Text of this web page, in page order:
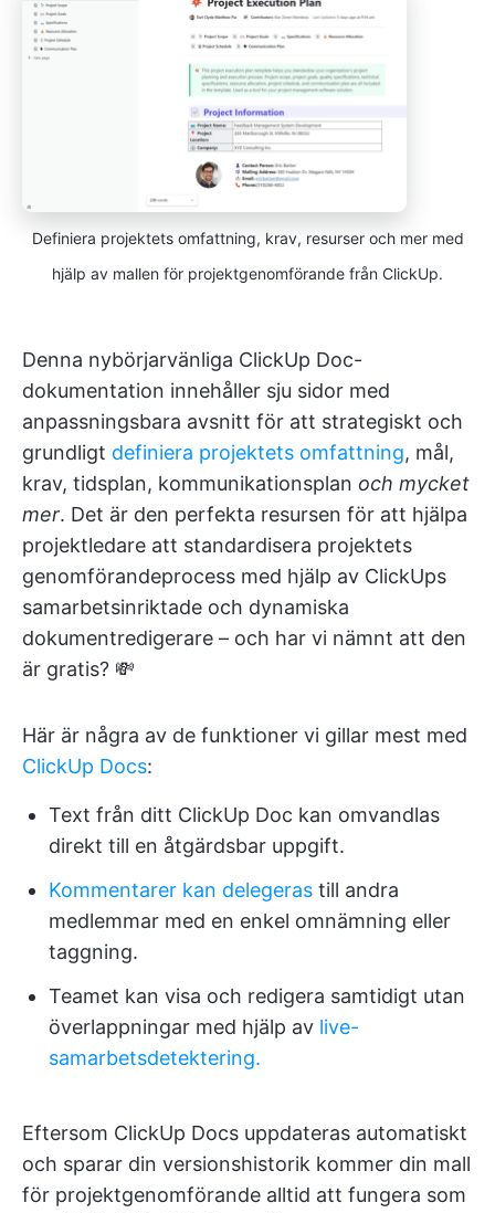
Definiera projektets omfattning, krav, resurser och mer med
hjälp av mallen för projektgenomförande från ClickUp.
Denna nybörjarvänliga ClickUp Doc-
dokumentation innehåller sju sidor med
anpassningsbara avsnitt för att strategiskt och
grundligt definiera projektets omfattning, mål,
krav, tidsplan, kommunikationsplan och mycket
mer. Det är den perfekta resursen för att hjälpa
projektledare att standardisera projektets
genomförandeprocess med hjälp av ClickUps
samarbetsinriktade och dynamiska
dokumentredigerare – och har vi nämnt att den
är gratis? 💸
Här är några av de funktioner vi gillar mest med
ClickUp Docs:
Text från ditt ClickUp Doc kan omvandlas
direkt till en åtgärdsbar uppgift.
Kommentarer kan delegeras till andra
medlemmar med en enkel omnämning eller
taggning.
Teamet kan visa och redigera samtidigt utan
överlappningar med hjälp av live-
samarbetsdetektering.
Eftersom ClickUp Docs uppdateras automatiskt
och sparar din versionshistorik kommer din mall
för projektgenomförande alltid att fungera som